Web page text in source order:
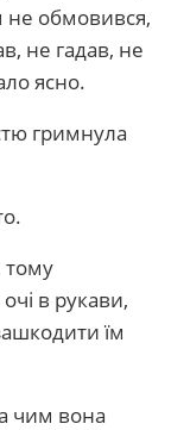
не обмовився,
не гадав, не
ясно.
гримнула
тому
в рукави,
їм
чим вона